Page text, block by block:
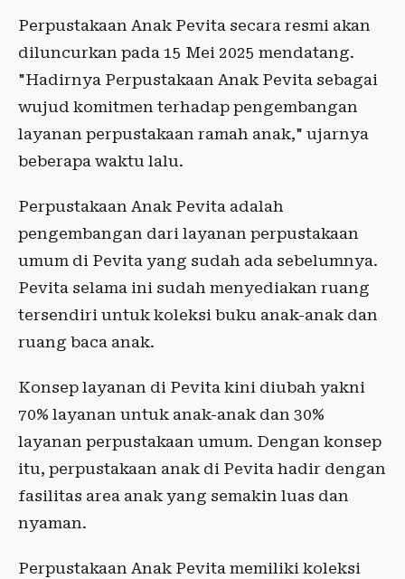
Perpustakaan Anak Pevita secara resmi akan
diluncurkan pada 15 Mei 2025 mendatang.
"Hadirnya Perpustakaan Anak Pevita sebagai
wujud komitmen terhadap pengembangan
layanan perpustakaan ramah anak," ujarnya
beberapa waktu lalu.
Perpustakaan Anak Pevita adalah
pengembangan dari layanan perpustakaan
umum di Pevita yang sudah ada sebelumnya.
Pevita selama ini sudah menyediakan ruang
tersendiri untuk koleksi buku anak-anak dan
ruang baca anak.
Konsep layanan di Pevita kini diubah yakni
70% layanan untuk anak-anak dan 30%
layanan perpustakaan umum. Dengan konsep
itu, perpustakaan anak di Pevita hadir dengan
fasilitas area anak yang semakin luas dan
nyaman.
Perpustakaan Anak Pevita memiliki koleksi